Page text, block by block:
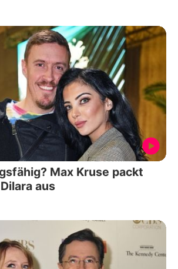
Max Kruse packt
aus